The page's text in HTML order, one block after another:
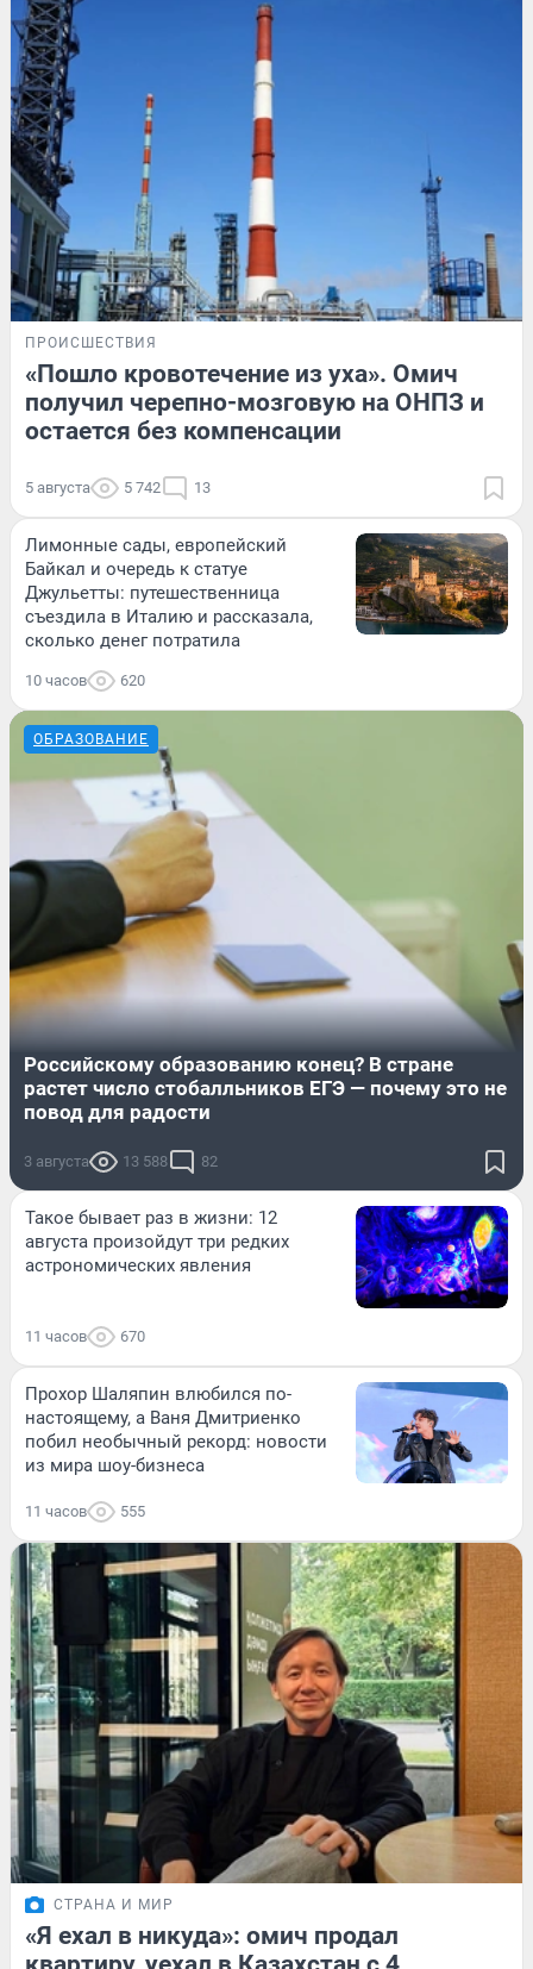
ПРОИСШЕСТВИЯ
«Пошло кровотечение из уха». Омич
получил черепно-мозговую на ОНПЗ и
остается без компенсации
5 августа 5 742 13
Лимонные сады, европейский
Байкал и очередь к статуе
Джульетты: путешественница
съездила в Италию и рассказала,
сколько денег потратила
10 часов 620
ОБРАЗОВАНИЕ
Российскому образованию конец? В стране
растет число стобалльников ЕГЭ — почему это не
повод для радости
3 августа 13 588 82
Такое бывает раз в жизни: 12
августа произойдут три редких
астрономических явления
11 часов 670
Прохор Шаляпин влюбился по-
настоящему, а Ваня Дмитриенко
побил необычный рекорд: новости
из мира шоу-бизнеса
11 часов 555
СТРАНА И МИР
«Я ехал в никуда»: омич продал